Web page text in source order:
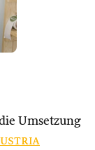
Umsetzung